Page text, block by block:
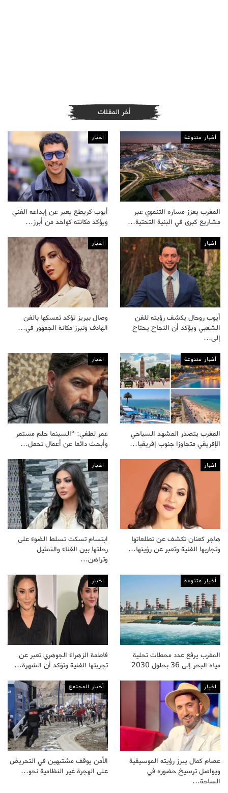
أخر المقلات
أخبار متنوعة
المغرب يعزز مساره التنموي عبر
مشاريع كبرى في البنية التحتية…
اخبار
أيوب كريطع يعبر عن إبداعه الفني
ويؤكد مكانته كواحد من أبرز…
اخبار
أيوب روحال يكشف رؤيته للفن
الشعبي ويؤكد أن النجاح يحتاج
إلى…
اخبار
وصال بيريز تؤكد تمسكها بالفن
الهادف وتبرز مكانة الجمهور في…
أخبار متنوعة
المغرب يتصدر المشهد السياحي
الإفريقي متجاوزا جنوب إفريقيا…
اخبار
عمر لطفي: “السينما حلم مستمر
وأبحث دائما عن أعمال تحمل…
اخبار
هاجر كعنان تكشف عن تطلعاتها
وتجاربها الفنية وتعبر عن رؤيتها…
اخبار
ابتسام تسكت تسلط الضوء على
رحلتها بين الغناء والتمثيل
وتراهن…
أخبار متنوعة
المغرب يرفع عدد محطات تحلية
مياه البحر إلى 36 بحلول 2030
اخبار
فاطمة الزهراء الجوهري تعبر عن
تجربتها الفنية وتؤكد أن الشهرة…
اخبار
عصام كمال يبرز رؤيته الموسيقية
ويواصل ترسيخ حضوره في
الساحة…
أخبار المجتمع
الأمن يوقف مشتبهين في التحريض
على الهجرة غير النظامية نحو…